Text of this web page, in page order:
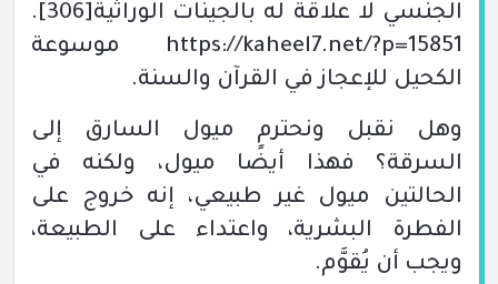
الجنسي لا علاقة له بالجينات الوراثية[306]
.
https: //kaheel7.net/?p=15851 موسوعة
الكحيل للإعجاز في القرآن والسنة.
وهل نقبل ونحترم ميول السارق إلى
السرقة؟ فهذا أيضًا ميول، ولكنه في
الحالتين ميول غير طبيعي، إنه خروج على
الفطرة البشرية، واعتداء على الطبيعة،
ويجب أن يُقوَّم.